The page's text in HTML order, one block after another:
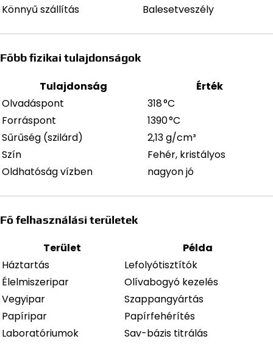
Könnyű szállítás
Balesetveszély
Főbb fizikai tulajdonságok
Tulajdonság
Érték
Olvadáspont
318 °C
Forráspont
1390 °C
Sűrűség (szilárd)
2,13 g/cm³
Szín
Fehér, kristályos
Oldhatóság vízben
nagyon jó
Fő felhasználási területek
Terület
Példa
Háztartás
Lefolyótisztítók
Élelmiszeripar
Olívabogyó kezelés
Vegyipar
Szappangyártás
Papíripar
Papírfehérítés
Laboratóriumok
Sav-bázis titrálás